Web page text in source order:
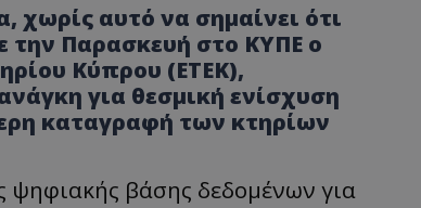
χωρίς αυτό να σημαίνει ότι
την Παρασκευή στο ΚΥΠΕ ο
Κύπρου (ΕΤΕΚ),
για θεσμική ενίσχυση
καταγραφή των κτηρίων
ψηφιακής βάσης δεδομένων για